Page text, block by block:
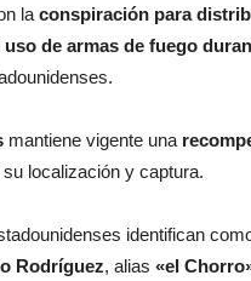
la conspiración para
uso de armas de fuego
mantiene vigente una
localización y captura.
identifican
Rodríguez, alias «el